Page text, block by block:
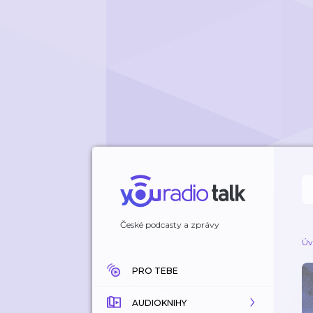
České podcasty a zprávy
PRO TEBE
AUDIOKNIHY